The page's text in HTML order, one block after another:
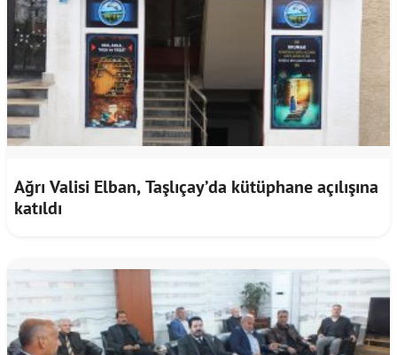
Ağrı Valisi Elban, Taşlıçay’da kütüphane açılışına
katıldı